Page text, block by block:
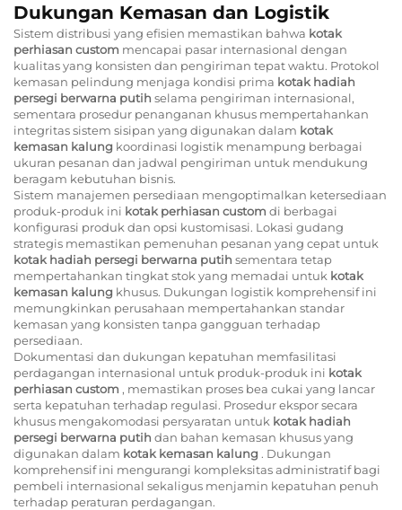
Dukungan Kemasan dan Logistik
Sistem distribusi yang efisien memastikan bahwa kotak
perhiasan custom mencapai pasar internasional dengan
kualitas yang konsisten dan pengiriman tepat waktu. Protokol
kemasan pelindung menjaga kondisi prima kotak hadiah
persegi berwarna putih selama pengiriman internasional,
sementara prosedur penanganan khusus mempertahankan
integritas sistem sisipan yang digunakan dalam kotak
kemasan kalung koordinasi logistik menampung berbagai
ukuran pesanan dan jadwal pengiriman untuk mendukung
beragam kebutuhan bisnis.
Sistem manajemen persediaan mengoptimalkan ketersediaan
produk-produk ini kotak perhiasan custom di berbagai
konfigurasi produk dan opsi kustomisasi. Lokasi gudang
strategis memastikan pemenuhan pesanan yang cepat untuk
kotak hadiah persegi berwarna putih sementara tetap
mempertahankan tingkat stok yang memadai untuk kotak
kemasan kalung khusus. Dukungan logistik komprehensif ini
memungkinkan perusahaan mempertahankan standar
kemasan yang konsisten tanpa gangguan terhadap
persediaan.
Dokumentasi dan dukungan kepatuhan memfasilitasi
perdagangan internasional untuk produk-produk ini kotak
perhiasan custom , memastikan proses bea cukai yang lancar
serta kepatuhan terhadap regulasi. Prosedur ekspor secara
khusus mengakomodasi persyaratan untuk kotak hadiah
persegi berwarna putih dan bahan kemasan khusus yang
digunakan dalam kotak kemasan kalung . Dukungan
komprehensif ini mengurangi kompleksitas administratif bagi
pembeli internasional sekaligus menjamin kepatuhan penuh
terhadap peraturan perdagangan.